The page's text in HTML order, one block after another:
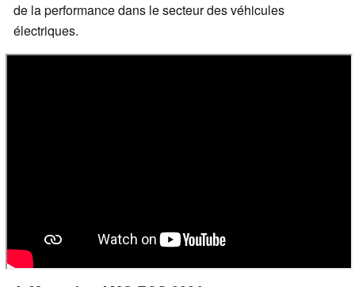
de la performance dans le secteur des véhicules
électriques.